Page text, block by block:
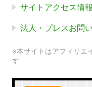
サイトアクセス情
法人・プレスお問
※本サイトはアフィリエ
す